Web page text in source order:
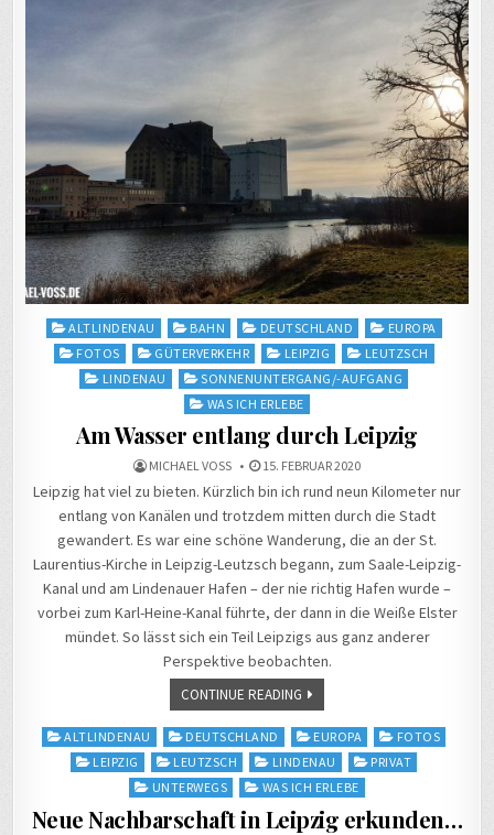
Posted
in
ALTLINDENAU BAHN DEUTSCHLAND
EUROPA
FOTOS
GÜTERVERKEHR LEIPZIG
LEUTZSCH
LINDENAU
SONNENUNTERGANG/-AUFGANG
WAS ICH ERLEBE
Am Wasser entlang durch Leipzig
MICHAEL VOSS 15. FEBRUAR 2020
Leipzig hat viel zu bieten. Kürzlich bin ich rund neun Kilometer nur
entlang von Kanälen und trotzdem mitten durch die Stadt
gewandert. Es war eine schöne Wanderung, die an der St.
Laurentius-Kirche in Leipzig-Leutzsch begann, zum Saale-Leipzig-
Kanal und am Lindenauer Hafen – der nie richtig Hafen wurde –
vorbei zum Karl-Heine-Kanal führte, der dann in die Weiße Elster
mündet. So lässt sich ein Teil Leipzigs aus ganz anderer
Perspektive beobachten.
CONTINUE READING
Posted
ALTLINDENAU DEUTSCHLAND EUROPA
FOTOS
LEIPZIG
LEUTZSCH LINDENAU
PRIVAT
UNTERWEGS
WAS ICH ERLEBE
Neue Nachbarschaft in Leipzig erkunden…